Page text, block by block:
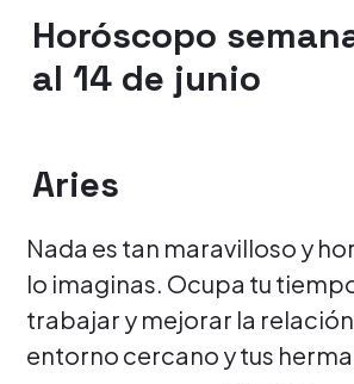
Horóscopo
al 14 de junio
Aries
Nada es tan maravilloso y
lo imaginas. Ocupa tu
trabajar y mejorar la
entorno cercano y tus